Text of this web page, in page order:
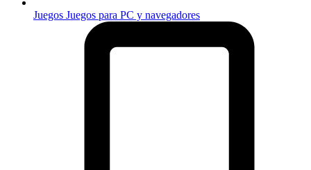
Juegos Juegos para PC y navegadores